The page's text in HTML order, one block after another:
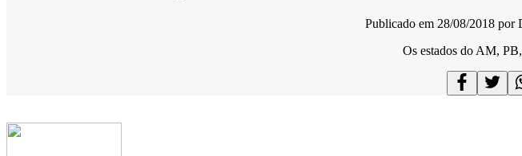
Publicado em 28/08/2018 por
Os estados do AM,